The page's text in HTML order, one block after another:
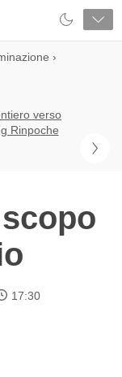
›
verso
Rinpoche
17:30